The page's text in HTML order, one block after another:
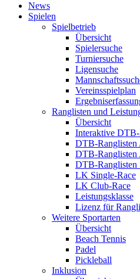
News
Spielen
Spielbetrieb
Übersicht
Spielersuche
Turniersuche
Ligensuche
Vereinsspielplan
Ranglisten und
Übersicht
Interaktive
DTB-Ranglisten
DTB-Ranglisten
DTB-Ranglisten
LK Single-Race
LK Club-Race
Leistungsklasse
Lizenz für
Weitere Sportarten
Übersicht
Beach Tennis
Padel
Pickleball
Inklusion